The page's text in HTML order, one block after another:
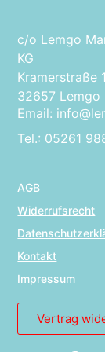
c/o Lemgo
KG
Kramerstraße 1
32657 Lemgo
Email:
Tel.: 05261
AGB
Widerrufsrecht
Kontakt
Impressum
Vertrag